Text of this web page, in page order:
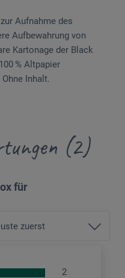
Aufnahme des
Aufbewahrung von
Kartonage der Black
% Altpapier
Inhalt.
(2)
für
2